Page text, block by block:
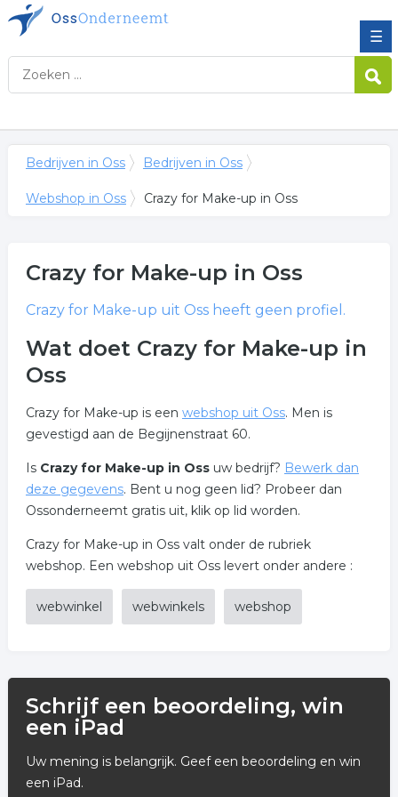
☰
Bedrijven in Oss Bedrijven in Oss
Webshop in Oss Crazy for Make-up in Oss
Crazy for Make-up in Oss
Crazy for Make-up uit Oss heeft geen profiel.
Wat doet Crazy for Make-up in
Oss
Crazy for Make-up is een webshop uit Oss. Men is
gevestigd aan de Begijnenstraat 60.
Is Crazy for Make-up in Ossuw bedrijf? Bewerk dan
deze gegevens. Bent u nog geen lid? Probeer dan
Ossonderneemt gratis uit, klik op lid worden.
Crazy for Make-up in Oss valt onder de rubriek
webshop. Een webshop uit Oss levert onder andere :
webwinkel webwinkels webshop
Schrijf een beoordeling, win
een iPad
Uw mening is belangrijk. Geef een beoordeling en win
een iPad.